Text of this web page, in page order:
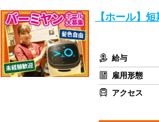
【ホール】
給与
雇用形態
アクセス